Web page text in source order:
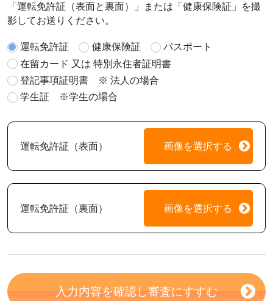
「運転免許証（表面と裏面）」または「健康保険証」を撮
影してお送りください。
運転免許証 健康保険証
パスポート
在留カード 又は 特別永住者証明書
登記事項証明書 ※ 法人の場合
学生証 ※学生の場合
運転免許証（表面） 画像を選択する
運転免許証（裏面） 画像を選択する
入力内容を確認し審査にすすむ